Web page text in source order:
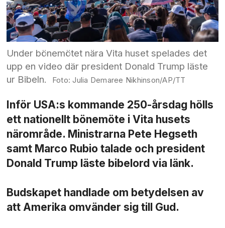
Under bönemötet nära Vita huset spelades det
upp en video där president Donald Trump läste
ur Bibeln.
Julia Demaree Nikhinson/AP/TT
Inför USA:s kommande 250-årsdag hölls
ett nationellt bönemöte i Vita husets
närområde. Ministrarna Pete Hegseth
samt Marco Rubio talade och president
Donald Trump läste bibelord via länk.
Budskapet handlade om betydelsen av
att Amerika omvänder sig till Gud.